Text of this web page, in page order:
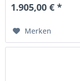
1.905,00 € *
Merken